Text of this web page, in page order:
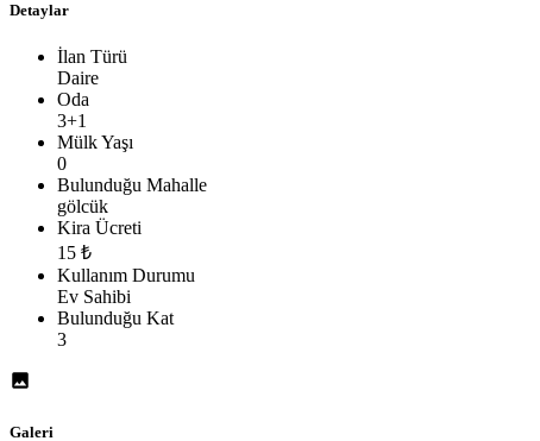
Detaylar
İlan Türü
Daire
Oda
3+1
Mülk Yaşı
0
Bulunduğu Mahalle
gölcük
Kira Ücreti
15 ₺
Kullanım Durumu
Ev Sahibi
Bulunduğu Kat
3
Galeri